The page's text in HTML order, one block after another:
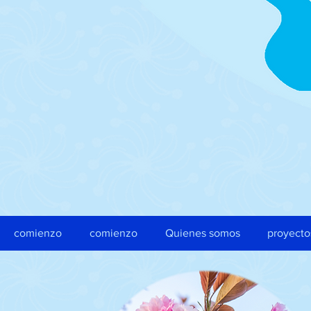
comienzo comienzo Quienes somos